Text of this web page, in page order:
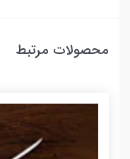
محصولات مرتبط